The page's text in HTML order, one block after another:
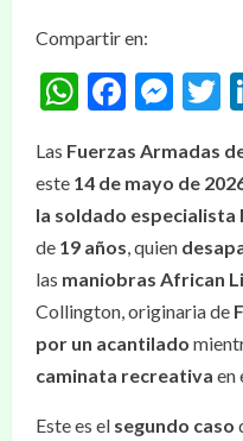
Compartir en:
Las Fuerzas Armadas
este 14 de mayo de
la soldado
de 19 años, quien
las maniobras African
Collington, originaria de
por un acantilado
caminata recreativa en
Este es el segundo caso